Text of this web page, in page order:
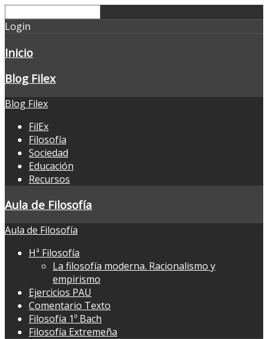
Login
Inicio
Blog Filex
Blog Filex
FilEx
Filosofía
Sociedad
Educación
Recursos
Aula de Filosofía
Aula de Filosofía
Hª Filosofía
La filosofía moderna. Racionalismo y
empirismo
Ejercicios PAU
Comentario Texto
Filosofía 1º Bach
Filosofía Extremeña